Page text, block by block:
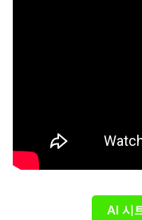
AI 시